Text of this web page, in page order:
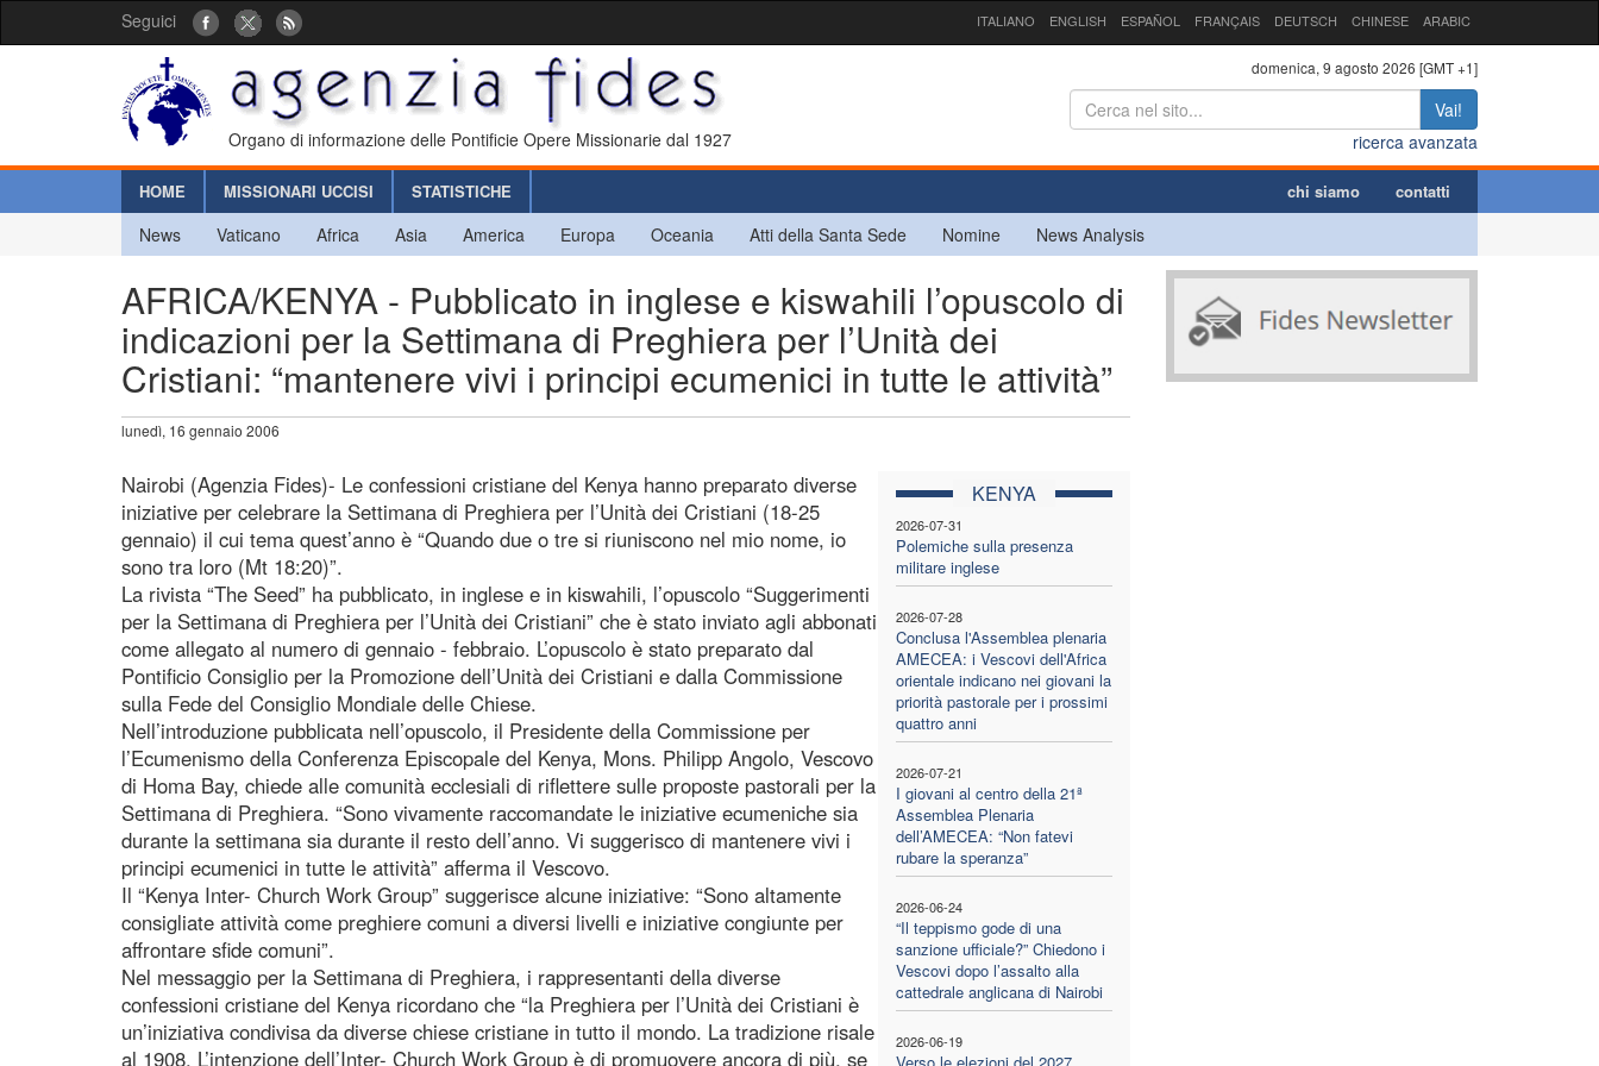
Seguici ITALIANO ENGLISH ESPAÑOL FRANÇAIS DEUTSCH CHINESE ARABIC
Organo di informazione delle Pontificie Opere Missionarie dal 1927
domenica, 9 agosto 2026 [GMT +1]
Vai!
ricerca avanzata
HOME MISSIONARI UCCISI STATISTICHE chi siamo contatti
News Vaticano Africa Asia America Europa Oceania Atti della Santa Sede Nomine News Analysis
AFRICA/KENYA - Pubblicato in inglese e kiswahili l’opuscolo di
indicazioni per la Settimana di Preghiera per l’Unità dei
Cristiani: “mantenere vivi i principi ecumenici in tutte le attività”
lunedì, 16 gennaio 2006
KENYA
2026-07-31
Polemiche sulla presenza
militare inglese
2026-07-28
Conclusa l'Assemblea plenaria
AMECEA: i Vescovi dell'Africa
orientale indicano nei giovani la
priorità pastorale per i prossimi
quattro anni
2026-07-21
I giovani al centro della 21ª
Assemblea Plenaria
dell’AMECEA: “Non fatevi
rubare la speranza”
2026-06-24
“Il teppismo gode di una
sanzione ufficiale?” Chiedono i
Vescovi dopo l’assalto alla
cattedrale anglicana di Nairobi
2026-06-19
Nairobi (Agenzia Fides)- Le confessioni cristiane del Kenya hanno preparato diverse
iniziative per celebrare la Settimana di Preghiera per l’Unità dei Cristiani (18-25
gennaio) il cui tema quest’anno è “Quando due o tre si riuniscono nel mio nome, io
sono tra loro (Mt 18:20)”.
La rivista “The Seed” ha pubblicato, in inglese e in kiswahili, l’opuscolo “Suggerimenti
per la Settimana di Preghiera per l’Unità dei Cristiani” che è stato inviato agli abbonati
come allegato al numero di gennaio - febbraio. L’opuscolo è stato preparato dal
Pontificio Consiglio per la Promozione dell’Unità dei Cristiani e dalla Commissione
sulla Fede del Consiglio Mondiale delle Chiese.
Nell’introduzione pubblicata nell’opuscolo, il Presidente della Commissione per
l’Ecumenismo della Conferenza Episcopale del Kenya, Mons. Philipp Angolo, Vescovo
di Homa Bay, chiede alle comunità ecclesiali di riflettere sulle proposte pastorali per la
Settimana di Preghiera. “Sono vivamente raccomandate le iniziative ecumeniche sia
durante la settimana sia durante il resto dell’anno. Vi suggerisco di mantenere vivi i
principi ecumenici in tutte le attività” afferma il Vescovo.
Il “Kenya Inter- Church Work Group” suggerisce alcune iniziative: “Sono altamente
consigliate attività come preghiere comuni a diversi livelli e iniziative congiunte per
affrontare sfide comuni”.
Nel messaggio per la Settimana di Preghiera, i rappresentanti della diverse
confessioni cristiane del Kenya ricordano che “la Preghiera per l’Unità dei Cristiani è
un’iniziativa condivisa da diverse chiese cristiane in tutto il mondo. La tradizione risale
al 1908. L’intenzione dell’Inter- Church Work Group è di promuovere ancora di più, se